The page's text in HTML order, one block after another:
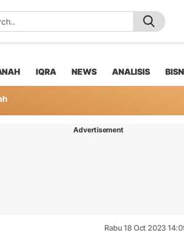
IQRA NEWS ANALISIS
Advertisement
Rabu 18 Oct 2023